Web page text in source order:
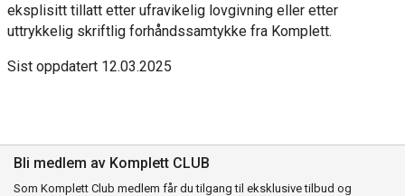
eksplisitt tillatt etter ufravikelig lovgivning eller etter
uttrykkelig skriftlig forhåndssamtykke fra Komplett.
Sist oppdatert 12.03.2025
Bli medlem av Komplett CLUB
Som Komplett Club medlem får du tilgang til eksklusive tilbud og